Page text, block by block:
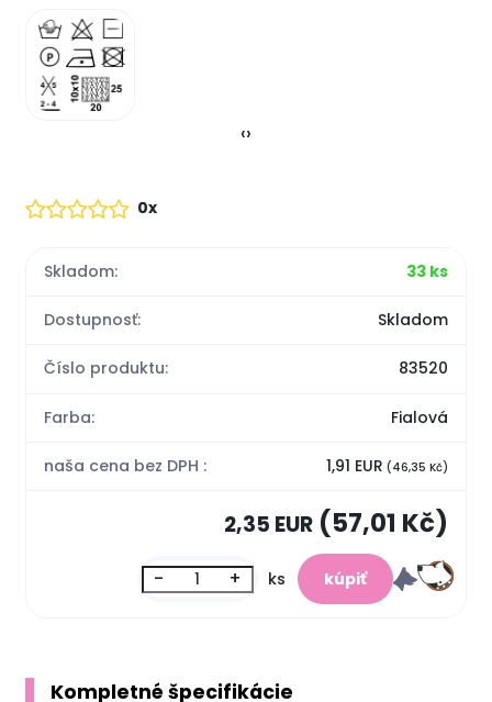
‹›
0x
Skladom: 33 ks
Dostupnosť: Skladom
Číslo produktu: 83520
Farba: Fialová
naša cena bez DPH : 1,91 EUR (46,35 Kč)
2,35 EUR(57,01 Kč)
- + ks
Kompletné špecifikácie